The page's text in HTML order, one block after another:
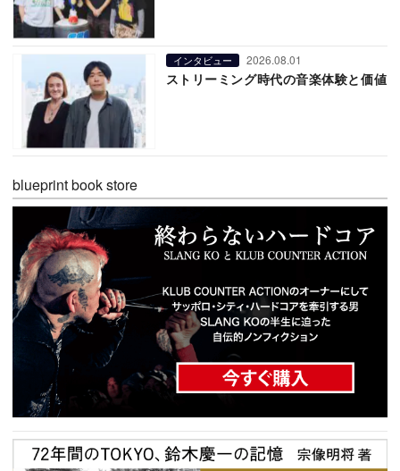
インタビュー 2026.08.01
ストリーミング時代の音楽体験と価値
blueprint book store